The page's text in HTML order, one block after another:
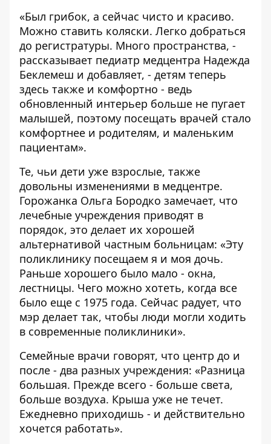
«Был грибок, а сейчас чисто и красиво.
Можно ставить коляски. Легко добраться
до регистратуры. Много пространства, -
рассказывает педиатр медцентра Надежда
Беклемеш и добавляет, - детям теперь
здесь также и комфортно - ведь
обновленный интерьер больше не пугает
малышей, поэтому посещать врачей стало
комфортнее и родителям, и маленьким
пациентам».
Те, чьи дети уже взрослые, также
довольны изменениями в медцентре.
Горожанка Ольга Бородко замечает, что
лечебные учреждения приводят в
порядок, это делает их хорошей
альтернативой частным больницам: «Эту
поликлинику посещаем я и моя дочь.
Раньше хорошего было мало - окна,
лестницы. Чего можно хотеть, когда все
было еще с 1975 года. Сейчас радует, что
мэр делает так, чтобы люди могли ходить
в современные поликлиники».
Семейные врачи говорят, что центр до и
после - два разных учреждения: «Разница
большая. Прежде всего - больше света,
больше воздуха. Крыша уже не течет.
Ежедневно приходишь - и действительно
хочется работать».